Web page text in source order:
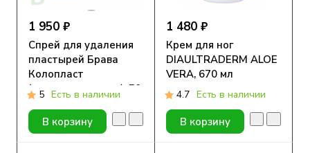
1 950 ₽
Спрей для удаления
пластырей Брава
Колопласт
(очиститель кожи), 50
ml
5 Есть в наличии
В корзину
1 480 ₽
Крем для ног
DIAULTRADERM ALOE
VERA, 670 мл
4.7 Есть в наличии
В корзину